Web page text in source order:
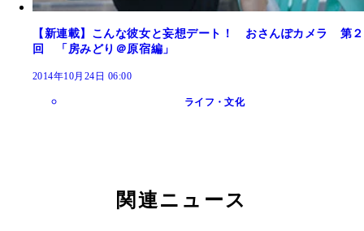
【新連載】こんな彼女と妄想デート！ おさんぽカメラ 第２
回 「房みどり＠原宿編」
2014年10月24日 06:00
ライフ・文化
関連ニュース